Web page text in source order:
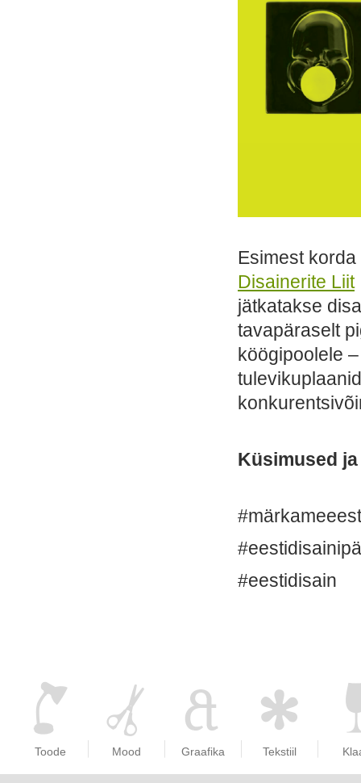
Esimest
Disainerite Liit
jätkatakse
tavapäraselt
köögipoolele
Küsimused
#eestidisain
Toode Mood Graafika Tekstiil